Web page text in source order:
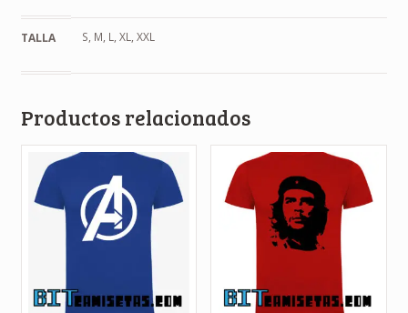
TALLA S, M, L, XL, XXL
Productos relacionados